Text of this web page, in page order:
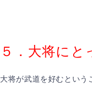
５．大将にと
大将が武道を好むという